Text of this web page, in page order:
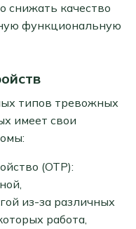
снижать качество
функциональную
типов тревожных
имеет свои
(ОТР):
из-за различных
работа,